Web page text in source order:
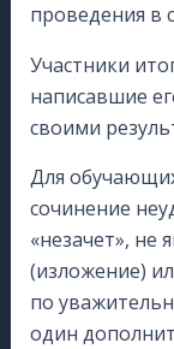
проведения в
Участники
написавшие
своими
Для
сочинение
«незачет», не
(изложение)
по
один